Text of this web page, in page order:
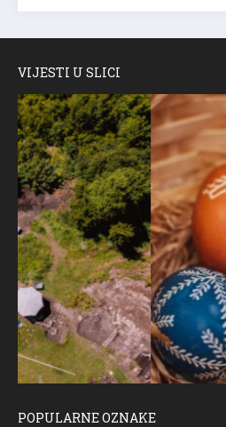
VIJESTI U SLICI
POPULARNE OZNAKE